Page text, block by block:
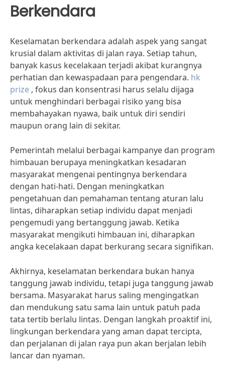
Berkendara
Keselamatan berkendara adalah aspek yang sangat
krusial dalam aktivitas di jalan raya. Setiap tahun,
banyak kasus kecelakaan terjadi akibat kurangnya
perhatian dan kewaspadaan para pengendara. hk
prize , fokus dan konsentrasi harus selalu dijaga
untuk menghindari berbagai risiko yang bisa
membahayakan nyawa, baik untuk diri sendiri
maupun orang lain di sekitar.
Pemerintah melalui berbagai kampanye dan program
himbauan berupaya meningkatkan kesadaran
masyarakat mengenai pentingnya berkendara
dengan hati-hati. Dengan meningkatkan
pengetahuan dan pemahaman tentang aturan lalu
lintas, diharapkan setiap individu dapat menjadi
pengemudi yang bertanggung jawab. Ketika
masyarakat mengikuti himbauan ini, diharapkan
angka kecelakaan dapat berkurang secara signifikan.
Akhirnya, keselamatan berkendara bukan hanya
tanggung jawab individu, tetapi juga tanggung jawab
bersama. Masyarakat harus saling mengingatkan
dan mendukung satu sama lain untuk patuh pada
tata tertib berlalu lintas. Dengan langkah proaktif ini,
lingkungan berkendara yang aman dapat tercipta,
dan perjalanan di jalan raya pun akan berjalan lebih
lancar dan nyaman.